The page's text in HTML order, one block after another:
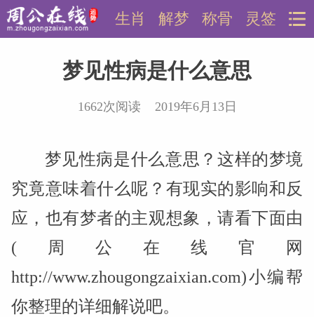
灵签
称骨
解梦
生肖
梦见性病是什么意思
1662次阅读 2019年6月13日
梦见性病是什么意思？这样的梦境
究竟意味着什么呢？有现实的影响和反
应，也有梦者的主观想象，请看下面由
(周公在线官网
http://www.zhougongzaixian.com)小编帮
你整理的详细解说吧。